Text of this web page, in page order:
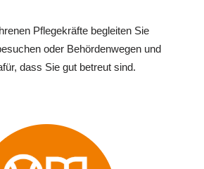
Pflegekräfte begleiten Sie
oder Behördenwegen und
dass Sie gut betreut sind.